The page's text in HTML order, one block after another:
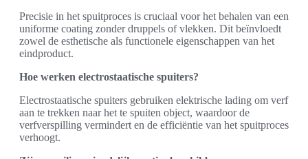
Precisie in het spuitproces is cruciaal voor het behalen van een
uniforme coating zonder druppels of vlekken. Dit beïnvloedt
zowel de esthetische als functionele eigenschappen van het
eindproduct.
Hoe werken electrostaatische spuiters?
Electrostaatische spuiters gebruiken elektrische lading om verf
aan te trekken naar het te spuiten object, waardoor de
verfverspilling vermindert en de efficiëntie van het spuitproces
verhoogt.